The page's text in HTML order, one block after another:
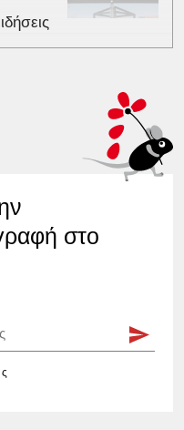
στο